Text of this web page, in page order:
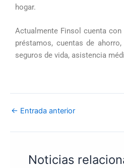
hogar.
Actualmente Finsol cuenta
préstamos, cuentas de
seguros de vida, asistencia
← Entrada anterior
Noticias